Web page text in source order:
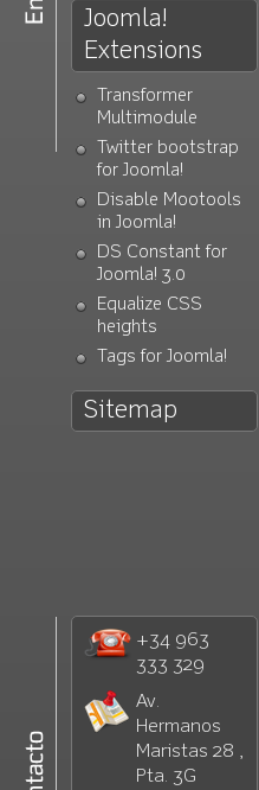
Joomla!
Extensions
Transformer
Multimodule
Twitter bootstrap
for Joomla!
Disable Mootools
in Joomla!
DS Constant for
Joomla! 3.0
Equalize CSS
heights
Tags for Joomla!
Sitemap
+34 963
333 329
Av.
Hermanos
Maristas 28 ,
Pta. 3G